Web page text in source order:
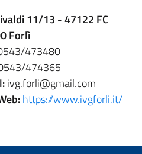
11/13 - 47122 FC
Forlì
473480
474365
ivg.forli@gmail.com
https://www.ivgforli.it/